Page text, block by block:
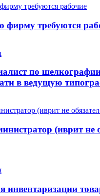
фирму требуются
по
в ведущую
(иврит не
инвентаризации